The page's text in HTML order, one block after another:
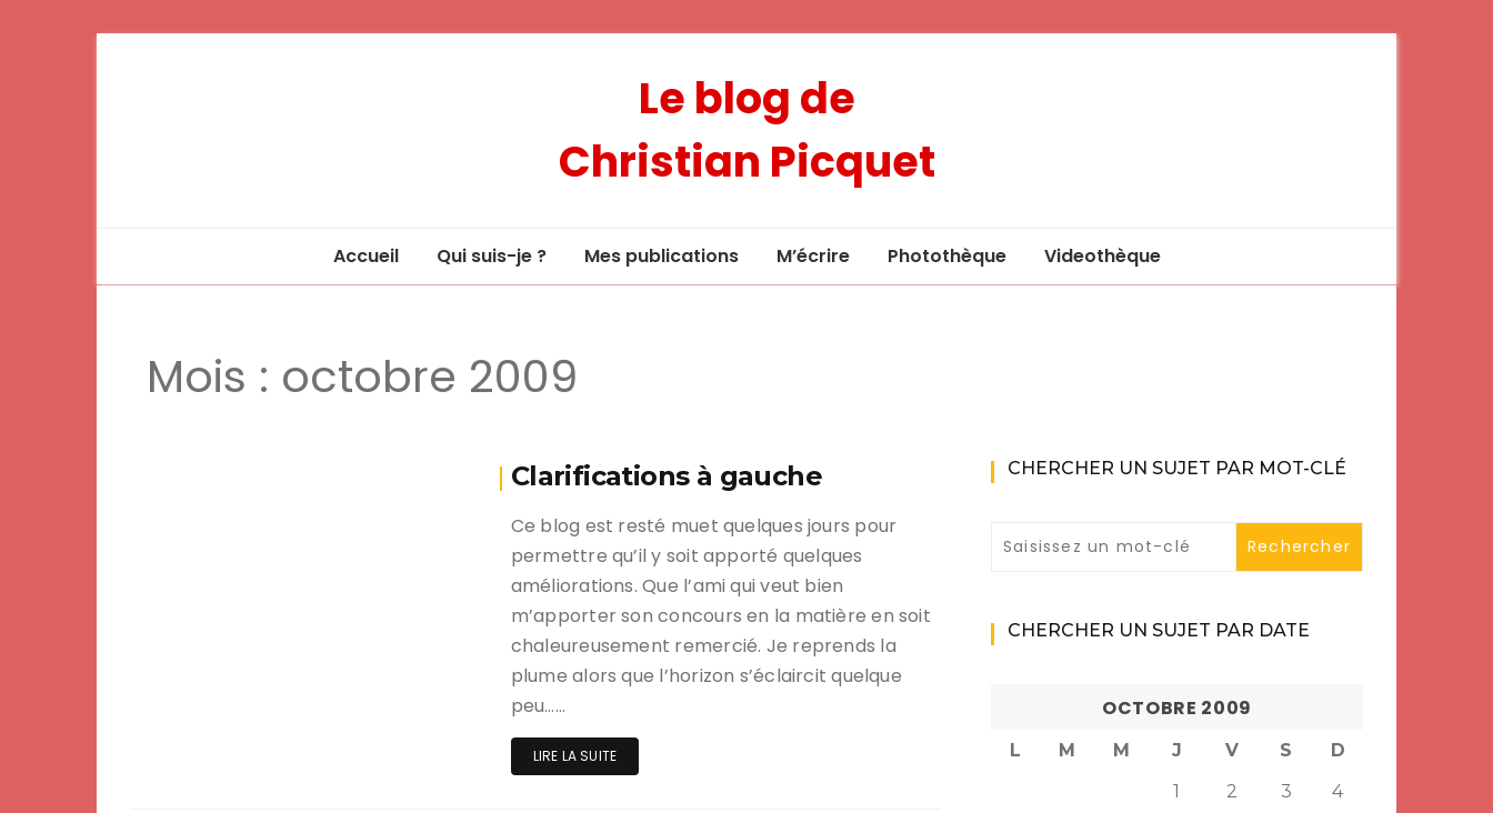
Le blog de
Christian Picquet
Accueil Qui suis-je ? Mes publications M’écrire Photothèque Videothèque
Mois : octobre 2009
Clarifications à gauche
Ce blog est resté muet quelques jours pour
permettre qu’il y soit apporté quelques
améliorations. Que l’ami qui veut bien
m’apporter son concours en la matière en soit
chaleureusement remercié. Je reprends la
plume alors que l’horizon s’éclaircit quelque
peu……
LIRE LA SUITE
CHERCHER UN SUJET PAR MOT-CLÉ
CHERCHER UN SUJET PAR DATE
OCTOBRE 2009
L M M J V S
D
1
2 3
4